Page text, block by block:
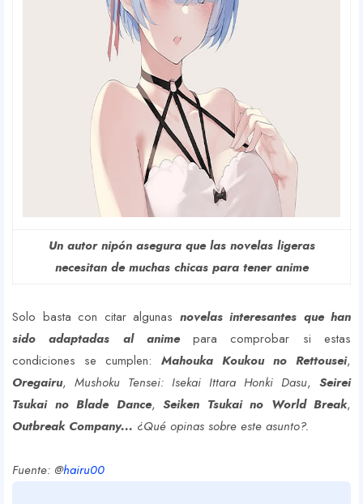
Un autor nipón asegura que las novelas ligeras
necesitan de muchas chicas para tener anime
Solo basta con citar algunas novelas interesantes que han
sido adaptadas al animepara comprobar si estas
condiciones se cumplen: Mahouka Koukou no Rettousei,
Oregairu, Mushoku Tensei: Isekai Ittara Honki Dasu, Seirei
Tsukai no Blade Dance, Seiken Tsukai no World Break,
Outbreak Company... ¿Qué opinas sobre este asunto?.
Fuente: @hairu00